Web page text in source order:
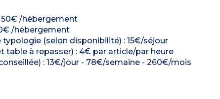
50€ /hébergement
/hébergement
(selon disponibilité) : 15€/séjour
à repasser) : 4€ par article/par heure
: 13€/jour - 78€/semaine - 260€/mois